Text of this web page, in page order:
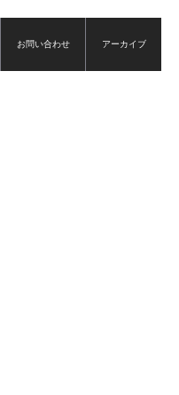
お問い合わせ アーカイブ